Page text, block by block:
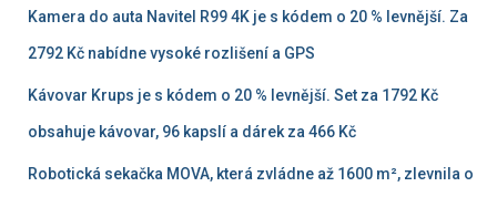
Kamera do auta Navitel R99 4K je s kódem o 20 % levnější. Za
2792 Kč nabídne vysoké rozlišení a GPS
Kávovar Krups je s kódem o 20 % levnější. Set za 1792 Kč
obsahuje kávovar, 96 kapslí a dárek za 466 Kč
Robotická sekačka MOVA, která zvládne až 1600 m², zlevnila o